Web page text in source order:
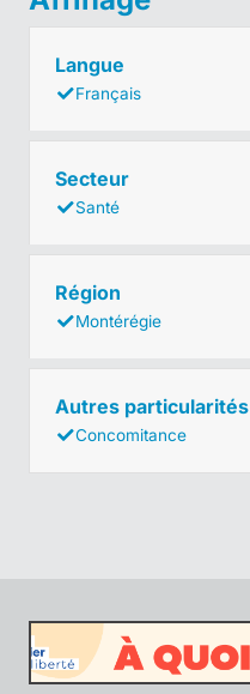
Langue
Français
Secteur
Santé
Région
Montérégie
Autres particularités
Concomitance